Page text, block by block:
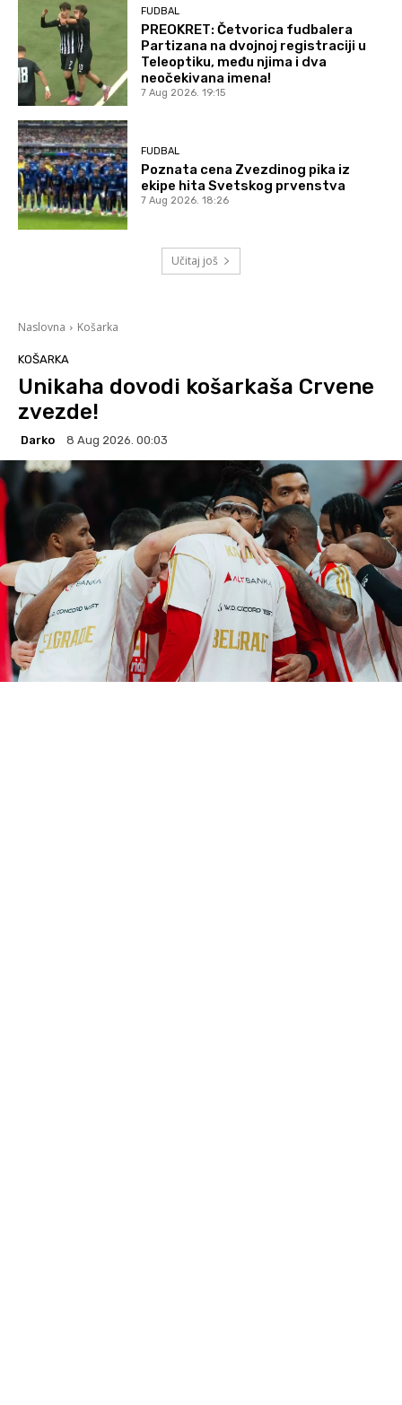
FUDBAL
PREOKRET: Četvorica fudbalera
Partizana na dvojnoj registraciji u
Teleoptiku, među njima i dva
neočekivana imena!
7 Aug 2026. 19:15
FUDBAL
Poznata cena Zvezdinog pika iz
ekipe hita Svetskog prvenstva
7 Aug 2026. 18:26
Učitaj još